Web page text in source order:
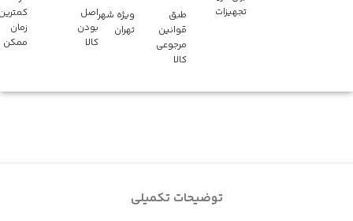
تجهیزات
طبق
قوانین
مرجوعی
کالا
ویژه شهر
تهران
اصل
بودن
کالا
زمان
ممکن
توضیحات تکمیلی